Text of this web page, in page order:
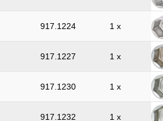
917.1224 1 x
917.1227 1 x
917.1230 1 x
917.1232 1 x